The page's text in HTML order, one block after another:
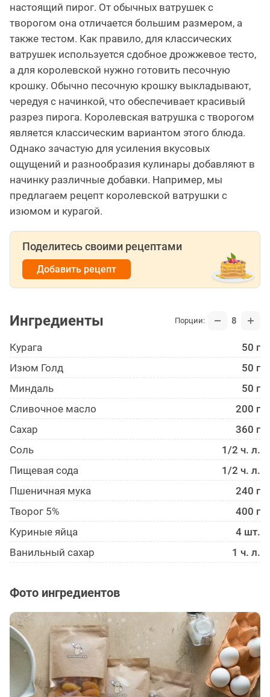
настоящий пирог. От обычных ватрушек с
творогом она отличается большим размером, а
также тестом. Как правило, для классических
ватрушек используется сдобное дрожжевое тесто,
а для королевской нужно готовить песочную
крошку. Обычно песочную крошку выкладывают,
чередуя с начинкой, что обеспечивает красивый
разрез пирога. Королевская ватрушка с творогом
является классическим вариантом этого блюда.
Однако зачастую для усиления вкусовых
ощущений и разнообразия кулинары добавляют в
начинку различные добавки. Например, мы
предлагаем рецепт королевской ватрушки с
изюмом и курагой.
Поделитесь своими рецептами
Добавить рецепт
Ингредиенты Порции: 8
Курага
50 г
Изюм Голд
50 г
Миндаль
50 г
Сливочное масло
200 г
Сахар
360 г
Соль
1/2 ч. л.
Пищевая сода
1/2 ч. л.
Пшеничная мука
240 г
Творог 5%
400 г
Куриные яйца
4 шт.
Ванильный сахар
1 ч. л.
Фото ингредиентов